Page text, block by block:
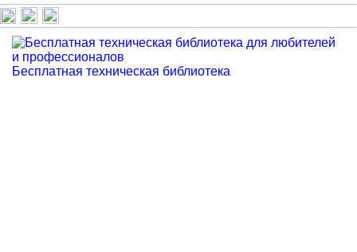
Бесплатная техническая библиотека